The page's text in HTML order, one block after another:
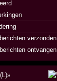
verzonden
ontvangen